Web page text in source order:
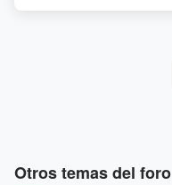
Otros temas del foro